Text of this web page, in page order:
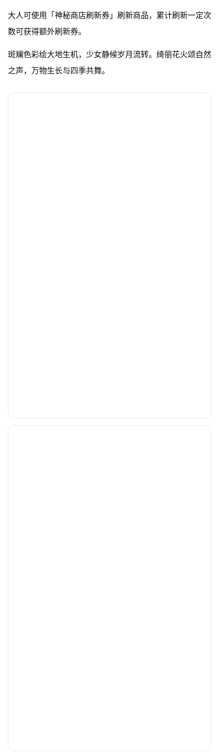
大人可使用「神秘商店刷新券」刷新商品，累计刷新一定次
数可获得额外刷新券。
斑斓色彩绘大地生机，少女静候岁月流转。绮丽花火颂自然
之声，万物生长与四季共舞。